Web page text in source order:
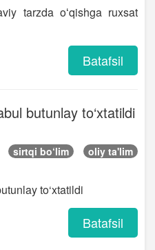
tarzda oʻqishga ruxsat
Batafsil
butunlay to‘xtatildi
sirtqi bo‘lim oliy ta'lim
to‘xtatildi
Batafsil